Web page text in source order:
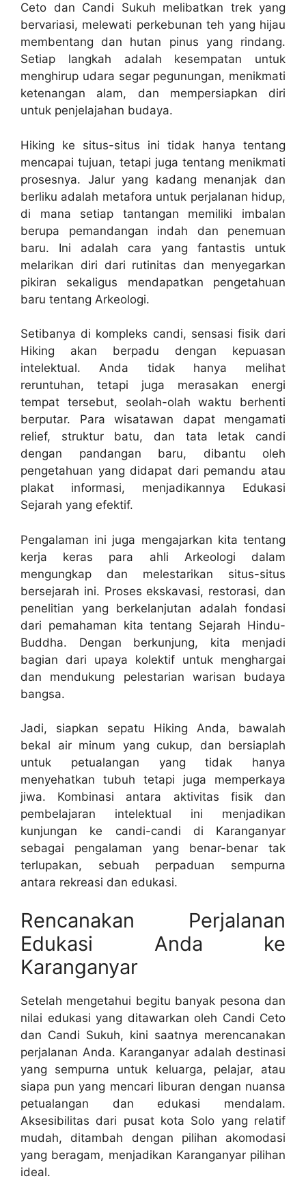
Ceto dan Candi Sukuh melibatkan trek yang
bervariasi, melewati perkebunan teh yang hijau
membentang dan hutan pinus yang rindang.
Setiap langkah adalah kesempatan untuk
menghirup udara segar pegunungan, menikmati
ketenangan alam, dan mempersiapkan diri
untuk penjelajahan budaya.
Hiking ke situs-situs ini tidak hanya tentang
mencapai tujuan, tetapi juga tentang menikmati
prosesnya. Jalur yang kadang menanjak dan
berliku adalah metafora untuk perjalanan hidup,
di mana setiap tantangan memiliki imbalan
berupa pemandangan indah dan penemuan
baru. Ini adalah cara yang fantastis untuk
melarikan diri dari rutinitas dan menyegarkan
pikiran sekaligus mendapatkan pengetahuan
baru tentang Arkeologi.
Setibanya di kompleks candi, sensasi fisik dari
Hiking akan berpadu dengan kepuasan
intelektual. Anda tidak hanya melihat
reruntuhan, tetapi juga merasakan energi
tempat tersebut, seolah-olah waktu berhenti
berputar. Para wisatawan dapat mengamati
relief, struktur batu, dan tata letak candi
dengan pandangan baru, dibantu oleh
pengetahuan yang didapat dari pemandu atau
plakat informasi, menjadikannya Edukasi
Sejarah yang efektif.
Pengalaman ini juga mengajarkan kita tentang
kerja keras para ahli Arkeologi dalam
mengungkap dan melestarikan situs-situs
bersejarah ini. Proses ekskavasi, restorasi, dan
penelitian yang berkelanjutan adalah fondasi
dari pemahaman kita tentang Sejarah Hindu-
Buddha. Dengan berkunjung, kita menjadi
bagian dari upaya kolektif untuk menghargai
dan mendukung pelestarian warisan budaya
bangsa.
Jadi, siapkan sepatu Hiking Anda, bawalah
bekal air minum yang cukup, dan bersiaplah
untuk petualangan yang tidak hanya
menyehatkan tubuh tetapi juga memperkaya
jiwa. Kombinasi antara aktivitas fisik dan
pembelajaran intelektual ini menjadikan
kunjungan ke candi-candi di Karanganyar
sebagai pengalaman yang benar-benar tak
terlupakan, sebuah perpaduan sempurna
antara rekreasi dan edukasi.
Rencanakan Perjalanan
Edukasi Anda ke
Karanganyar
Setelah mengetahui begitu banyak pesona dan
nilai edukasi yang ditawarkan oleh Candi Ceto
dan Candi Sukuh, kini saatnya merencanakan
perjalanan Anda. Karanganyar adalah destinasi
yang sempurna untuk keluarga, pelajar, atau
siapa pun yang mencari liburan dengan nuansa
petualangan dan edukasi mendalam.
Aksesibilitas dari pusat kota Solo yang relatif
mudah, ditambah dengan pilihan akomodasi
yang beragam, menjadikan Karanganyar pilihan
ideal.